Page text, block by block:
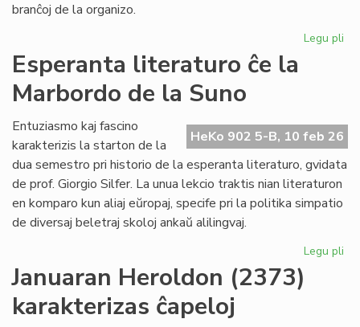
branĉoj de la organizo.
Legu pli
de
Esperanta literaturo ĉe la
Marbordo de la Suno
HeKo 902 5-B, 10 feb 26
Entuziasmo kaj fascino
karakterizis la starton de la
dua semestro pri historio de la esperanta literaturo, gvidata
de prof. Giorgio Silfer. La unua lekcio traktis nian literaturon
en komparo kun aliaj eŭropaj, specife pri la politika simpatio
de diversaj beletraj skoloj ankaŭ alilingvaj.
Legu pli
Januaran Heroldon (2373)
karakterizas ĉapeloj